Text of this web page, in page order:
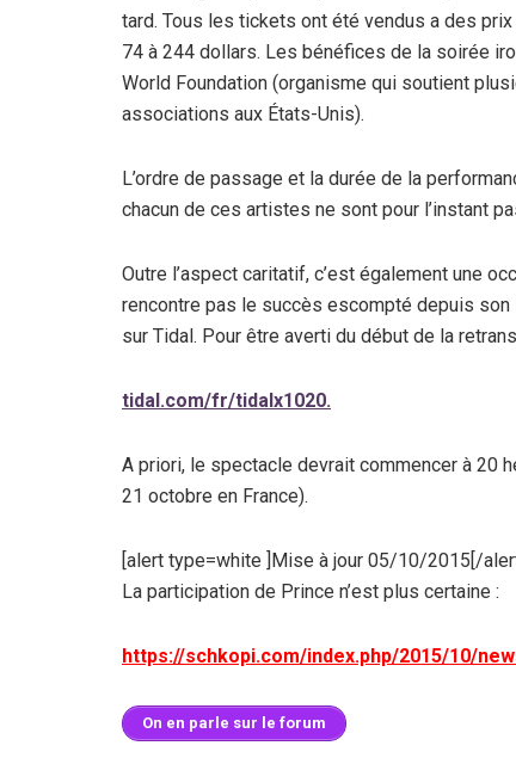
tard. Tous les tickets ont été vendus a des prix
74 à 244 dollars. Les bénéfices de la soirée
World Foundation (organisme qui soutient
associations aux États-Unis).
L’ordre de passage et la durée de la
chacun de ces artistes ne sont pour l’instant
Outre l’aspect caritatif, c’est également une
rencontre pas le succès escompté depuis
sur Tidal. Pour être averti du début de la
tidal.com/fr/tidalx1020.
A priori, le spectacle devrait commencer à 20
21 octobre en France).
[alert type=white ]Mise à jour 05/10/2015[/
La participation de Prince n’est plus certaine :
https://schkopi.com/index.php/2015/10/
On en parle sur le forum